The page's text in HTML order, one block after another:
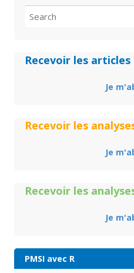
for:
Recevoir les
Je
Recevoir les
Je
Recevoir les
Je
PMSI avec R